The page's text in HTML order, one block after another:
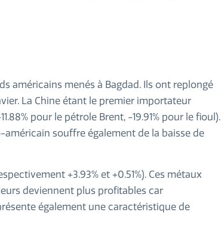
américains menés à Bagdad. Ils ont replongé
La Chine étant le premier importateur
pour le pétrole Brent, -19.91% pour le fioul).
souffre également de la baisse de
+3.93% et +0.51%). Ces métaux
deviennent plus profitables car
également une caractéristique de